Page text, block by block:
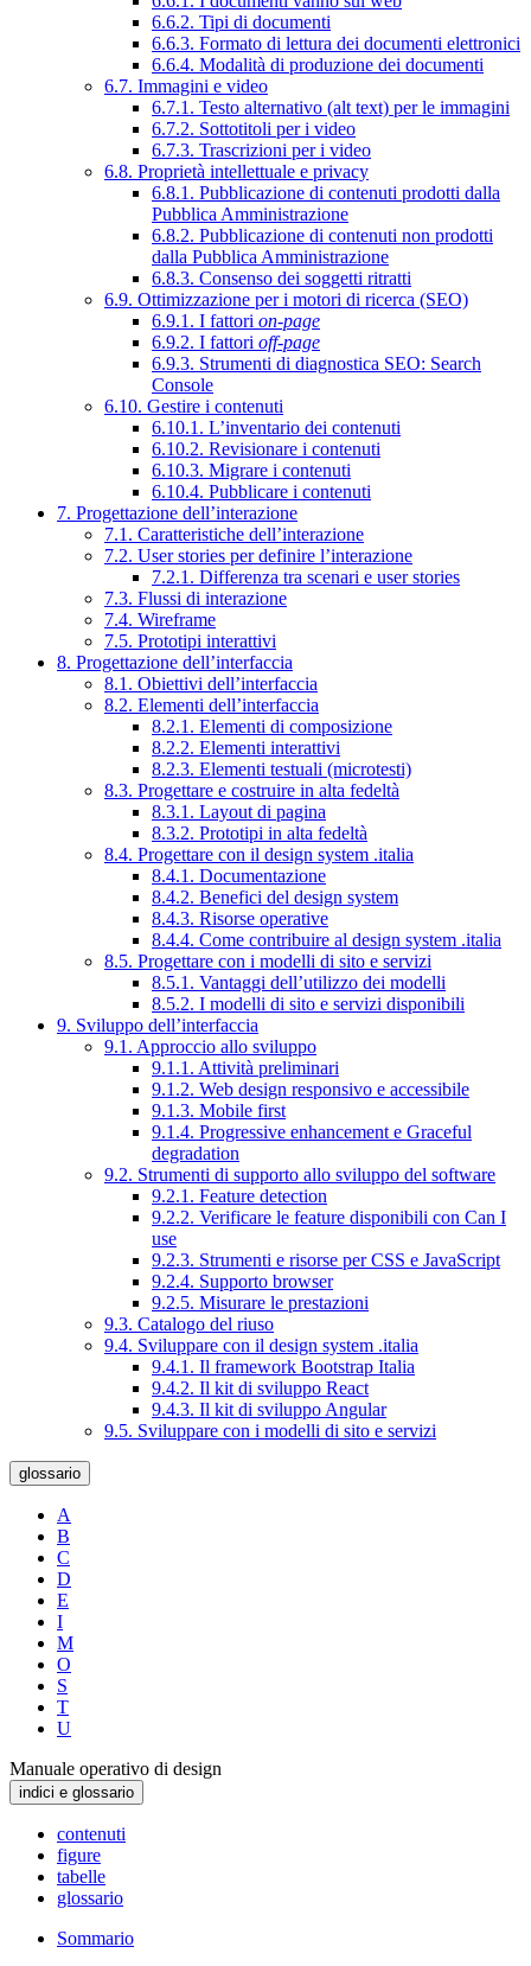
6.6.2. Tipi di documenti
6.6.3. Formato di lettura dei documenti elettronici
6.6.4. Modalità di produzione dei documenti
6.7. Immagini e video
6.7.1. Testo alternativo (alt text) per le immagini
6.7.2. Sottotitoli per i video
6.7.3. Trascrizioni per i video
6.8. Proprietà intellettuale e privacy
6.8.1. Pubblicazione di contenuti prodotti dalla
Pubblica Amministrazione
6.8.2. Pubblicazione di contenuti non prodotti
dalla Pubblica Amministrazione
6.8.3. Consenso dei soggetti ritratti
6.9. Ottimizzazione per i motori di ricerca (SEO)
6.9.1. I fattori on-page
6.9.2. I fattori off-page
6.9.3. Strumenti di diagnostica SEO: Search
Console
6.10. Gestire i contenuti
6.10.1. L’inventario dei contenuti
6.10.2. Revisionare i contenuti
6.10.3. Migrare i contenuti
6.10.4. Pubblicare i contenuti
7. Progettazione dell’interazione
7.1. Caratteristiche dell’interazione
7.2. User stories per definire l’interazione
7.2.1. Differenza tra scenari e user stories
7.3. Flussi di interazione
7.4. Wireframe
7.5. Prototipi interattivi
8. Progettazione dell’interfaccia
8.1. Obiettivi dell’interfaccia
8.2. Elementi dell’interfaccia
8.2.1. Elementi di composizione
8.2.2. Elementi interattivi
8.2.3. Elementi testuali (microtesti)
8.3. Progettare e costruire in alta fedeltà
8.3.1. Layout di pagina
8.3.2. Prototipi in alta fedeltà
8.4. Progettare con il design system .italia
8.4.1. Documentazione
8.4.2. Benefici del design system
8.4.3. Risorse operative
8.4.4. Come contribuire al design system .italia
8.5. Progettare con i modelli di sito e servizi
8.5.1. Vantaggi dell’utilizzo dei modelli
8.5.2. I modelli di sito e servizi disponibili
9. Sviluppo dell’interfaccia
9.1. Approccio allo sviluppo
9.1.1. Attività preliminari
9.1.2. Web design responsivo e accessibile
9.1.3. Mobile first
9.1.4. Progressive enhancement e Graceful
degradation
9.2. Strumenti di supporto allo sviluppo del software
9.2.1. Feature detection
9.2.2. Verificare le feature disponibili con Can I
use
9.2.3. Strumenti e risorse per CSS e JavaScript
9.2.4. Supporto browser
9.2.5. Misurare le prestazioni
9.3. Catalogo del riuso
9.4. Sviluppare con il design system .italia
9.4.1. Il framework Bootstrap Italia
9.4.2. Il kit di sviluppo React
9.4.3. Il kit di sviluppo Angular
9.5. Sviluppare con i modelli di sito e servizi
glossario
A
B
C
D
E
I
M
O
S
T
U
Manuale operativo di design
indici e glossario
contenuti
figure
tabelle
glossario
Sommario